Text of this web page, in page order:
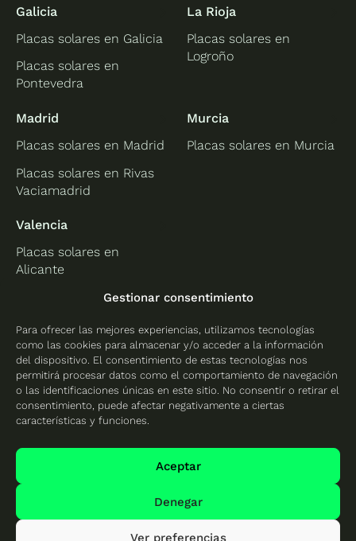
Gestionar consentimiento
Para ofrecer las mejores experiencias, utilizamos tecnologías
como las cookies para almacenar y/o acceder a la información
del dispositivo. El consentimiento de estas tecnologías nos
permitirá procesar datos como el comportamiento de navegación
o las identificaciones únicas en este sitio. No consentir o retirar el
consentimiento, puede afectar negativamente a ciertas
características y funciones.
Aceptar
Denegar
Ver preferencias
Galicia
Placas solares en Galicia
Placas solares en
Pontevedra
La Rioja
Placas solares en
Logroño
Madrid
Placas solares en Madrid
Placas solares en Rivas
Vaciamadrid
Murcia
Placas solares en Murcia
Valencia
Placas solares en
Alicante
Placas solares en
Placas solares en
Valencia
Mapa del sitio